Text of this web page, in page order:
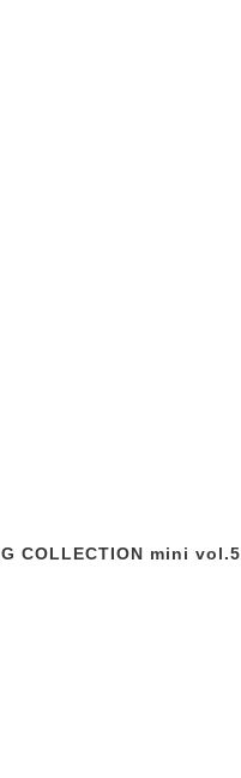
COLLECTION mini vol.5